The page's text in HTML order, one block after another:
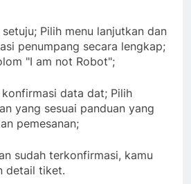
Pilih menu lanjutkan dan
penumpang secara lengkap;
"I am not Robot";
data dat; Pilih
yang sesuai panduan yang
pemesanan;
sudah terkonfirmasi, kamu
detail tiket.